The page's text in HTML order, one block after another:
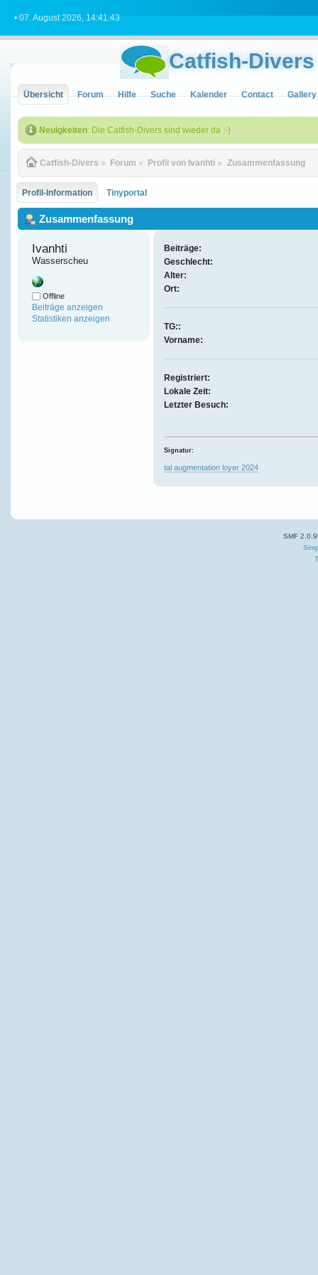
• 07. August 2026, 14:41:43
Catfish-Divers
Übersicht Forum Hilfe Suche Kalender Contact Gallery
Neuigkeiten: Die Catfish-Divers sind wieder da :-)
Catfish-Divers » Forum » Profil von Ivanhti » Zusammenfassung
Profil-Information Tinyportal
Zusammenfassung
Ivanhti
Wasserscheu
Offline
Beiträge anzeigen
Statistiken anzeigen
Beiträge:
Geschlecht:
Alter:
Ort:
TG::
Vorname:
Registriert:
Lokale Zeit:
Letzter Besuch:
Signatur:
tal augmentation loyer 2024
SMF 2.0.9